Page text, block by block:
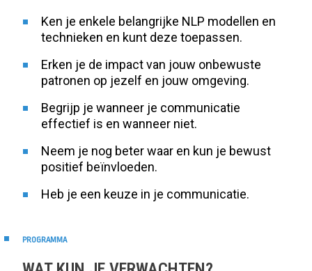
Ken je enkele belangrijke NLP modellen en
technieken en kunt deze toepassen.
Erken je de impact van jouw onbewuste
patronen op jezelf en jouw omgeving.
Begrijp je wanneer je communicatie
effectief is en wanneer niet.
Neem je nog beter waar en kun je bewust
positief beïnvloeden.
Heb je een keuze in je communicatie.
PROGRAMMA